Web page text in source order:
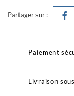
Partager sur :
Paiement
Livraison